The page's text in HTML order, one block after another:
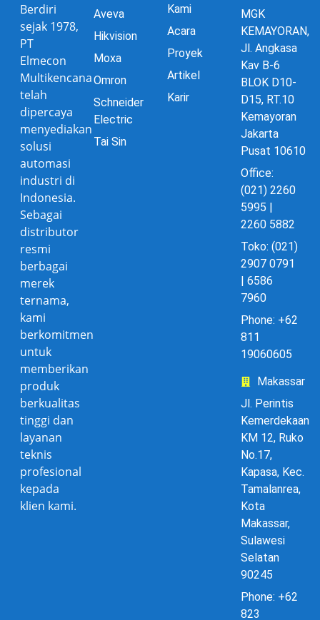
Berdiri
sejak 1978,
PT
Elmecon
Multikencana
telah
dipercaya
menyediakan
solusi
automasi
industri di
Indonesia.
Sebagai
distributor
resmi
berbagai
merek
ternama,
kami
berkomitmen
untuk
memberikan
produk
berkualitas
tinggi dan
layanan
teknis
profesional
kepada
klien kami.
Aveva
Hikvision
Moxa
Omron
Schneider
Electric
Tai Sin
Kami
Acara
Proyek
Artikel
Karir
MGK
KEMAYORAN,
Jl. Angkasa
Kav B-6
BLOK D10-
D15, RT.10
Kemayoran
Jakarta
Pusat 10610
Office:
(021) 2260
5995 |
2260 5882
Toko: (021)
2907 0791
| 6586
7960
Phone: +62
811
19060605
Makassar
Jl. Perintis
Kemerdekaan
KM 12, Ruko
No.17,
Kapasa, Kec.
Tamalanrea,
Kota
Makassar,
Sulawesi
Selatan
90245
Phone: +62
823